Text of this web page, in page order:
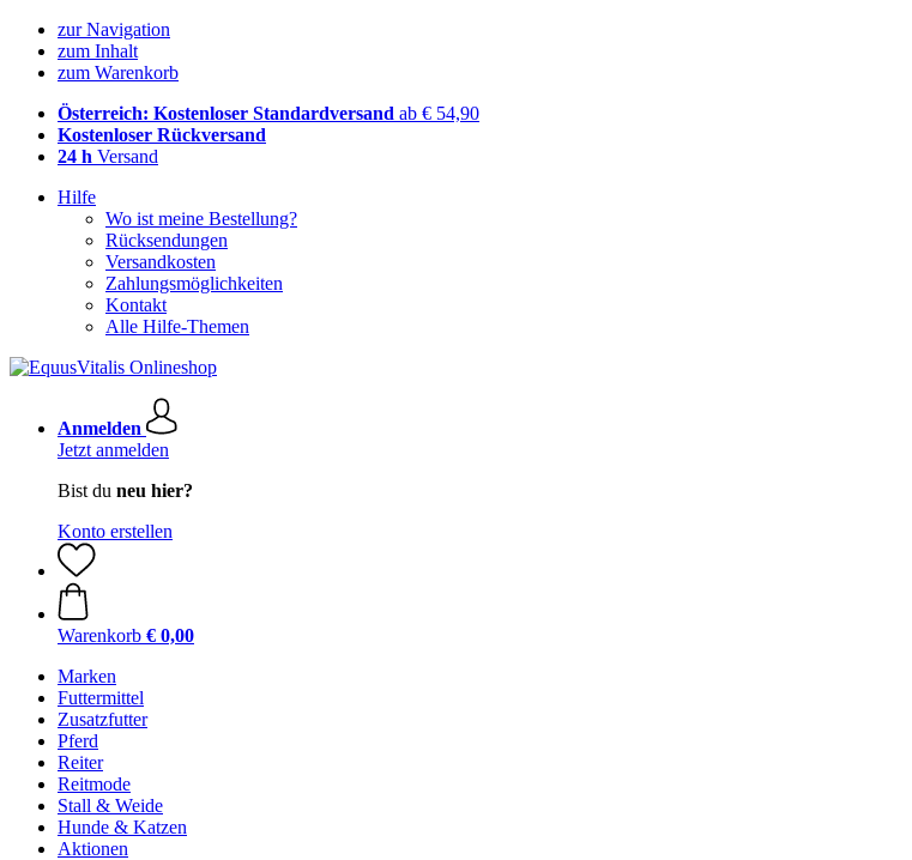
zur Navigation
zum Inhalt
zum Warenkorb
Österreich: Kostenloser Standardversand ab € 54,90
Kostenloser Rückversand
24 h Versand
Hilfe
Wo ist meine Bestellung?
Rücksendungen
Versandkosten
Zahlungsmöglichkeiten
Kontakt
Alle Hilfe-Themen
Anmelden
Jetzt anmelden
Bist du neu hier?
Konto erstellen
Warenkorb € 0,00
Marken
Futtermittel
Zusatzfutter
Pferd
Reiter
Reitmode
Stall & Weide
Hunde & Katzen
Aktionen